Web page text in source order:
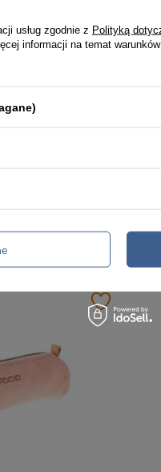
plecak
usług zgodnie z Polityką
informacji na temat